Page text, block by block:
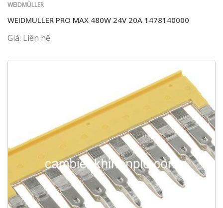
WEIDMÜLLER
WEIDMULLER PRO MAX 480W 24V 20A 1478140000
Giá: Liên hệ